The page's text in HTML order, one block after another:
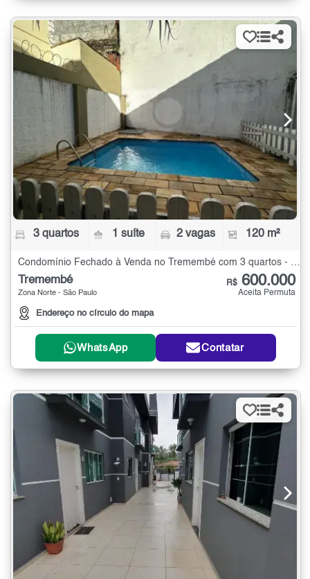
3 quartos 1 suíte 2 vagas 120 m²
Condomínio Fechado à Venda no Tremembé com 3 quartos - 120 m²
Tremembé
Zona Norte - São Paulo
Endereço no círculo do mapa
R$ 600.000
Aceita Permuta
WhatsApp Contatar